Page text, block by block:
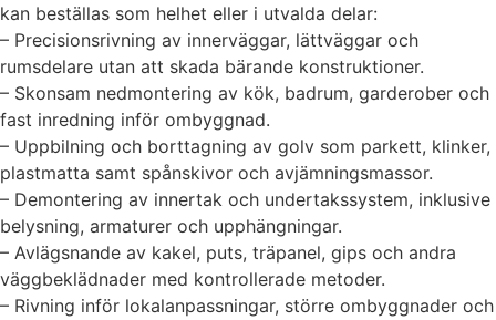
kan beställas som helhet eller i utvalda delar:
– Precisionsrivning av innerväggar, lättväggar och
rumsdelare utan att skada bärande konstruktioner.
– Skonsam nedmontering av kök, badrum, garderober och
fast inredning inför ombyggnad.
– Uppbilning och borttagning av golv som parkett, klinker,
plastmatta samt spånskivor och avjämningsmassor.
– Demontering av innertak och undertakssystem, inklusive
belysning, armaturer och upphängningar.
– Avlägsnande av kakel, puts, träpanel, gips och andra
väggbeklädnader med kontrollerade metoder.
– Rivning inför lokalanpassningar, större ombyggnader och